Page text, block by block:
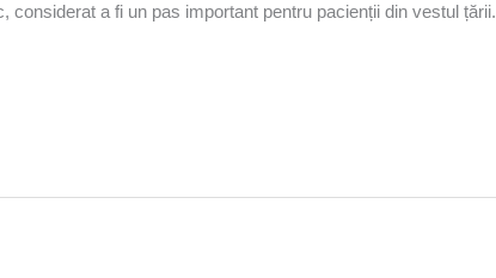
a fi un pas important pentru pacienții din vestul țării.